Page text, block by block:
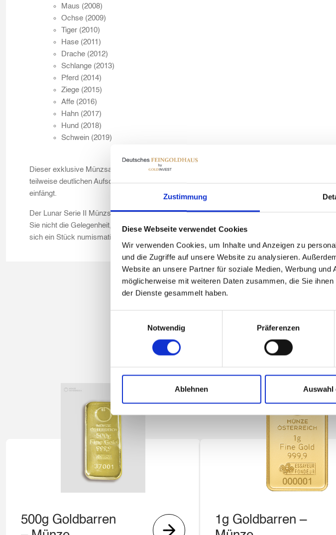
Zustimmung
Diese Webseite verwendet Cookies
Wir verwenden Cookies, um Inhalte und Anzeigen zu
und die Zugriffe auf unsere Website zu analysieren.
Website an unsere Partner für soziale Medien, Werbung
möglicherweise mit weiteren Daten zusammen, die Sie
der Dienste gesammelt haben.
Notwendig
Präferenzen
Ablehnen Auswahl
Maus (2008)
Ochse (2009)
Tiger (2010)
Hase (2011)
Drache (2012)
Schlange (2013)
Pferd (2014)
Ziege (2015)
Affe (2016)
Hahn (2017)
Hund (2018)
Schwein (2019)
Dieser exklusive Münzsatz wurde speziell für Sammler von GOLDINVEST
teilweise deutlichen Aufschlägen beim Kaufpreis. Jedes Motiv beeindruckt durch seine feine
einfängt.
Der Lunar Serie II Münzsatz in Gold ist eine wertvolle Ergänzung jeder Sammlung und
Sie nicht die Gelegenheit, diesen seltenen und begehrten Münzsatz zu erwerben und Ihre
sich ein Stück numismatischer Geschichte!
Andere
500g Goldbarren
1g Goldbarren –